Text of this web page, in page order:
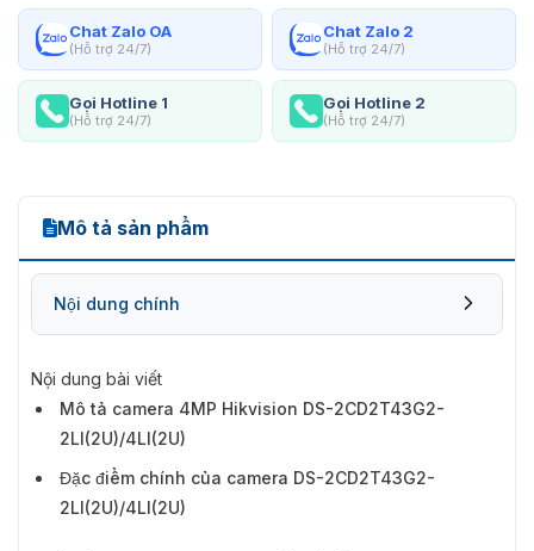
Chat Zalo OA
(Hỗ trợ 24/7)
Chat Zalo 2
(Hỗ trợ 24/7)
Gọi Hotline 1
(Hỗ trợ 24/7)
Gọi Hotline 2
(Hỗ trợ 24/7)
Mô tả sản phẩm
Nội dung chính
Nội dung bài viết
Mô tả camera 4MP Hikvision DS-2CD2T43G2-
2LI(2U)/4LI(2U)
Đặc điểm chính của camera DS-2CD2T43G2-
2LI(2U)/4LI(2U)